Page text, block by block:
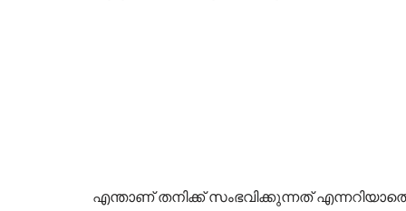
എന്താണ് തനിക്ക് സംഭവിക്കുന്നത്